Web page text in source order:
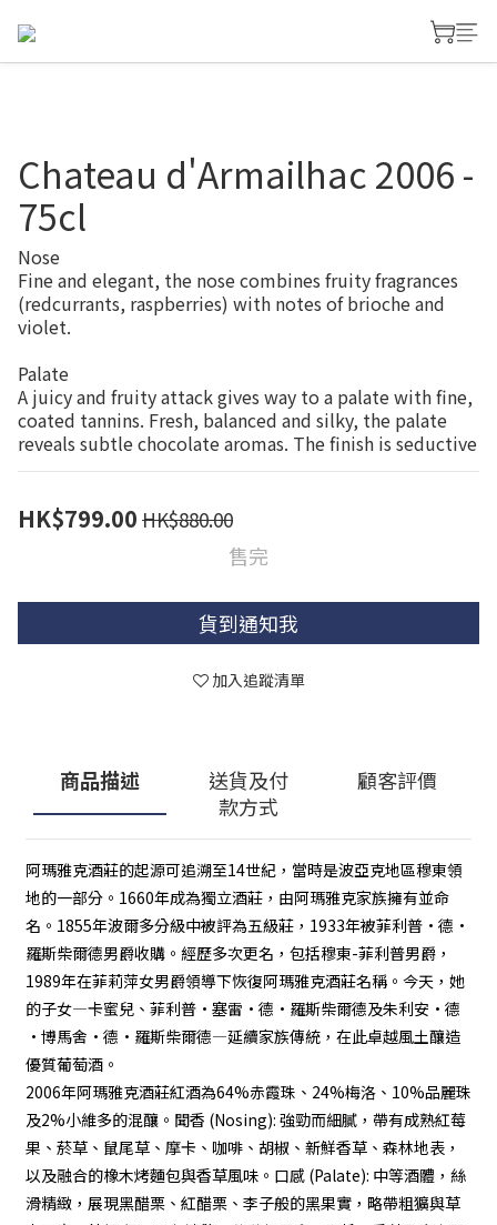
Chateau d'Armailhac 2006 -
75cl
Nose
Fine and elegant, the nose combines fruity fragrances
(redcurrants, raspberries) with notes of brioche and
violet.
Palate
A juicy and fruity attack gives way to a palate with fine,
coated tannins. Fresh, balanced and silky, the palate
reveals subtle chocolate aromas. The finish is seductive
HK$799.00 HK$880.00
售完
貨到通知我
加入追蹤清單
商品描述
送貨及付
款方式
顧客評價
阿瑪雅克酒莊的起源可追溯至14世紀，當時是波亞克地區穆東領
地的一部分。1660年成為獨立酒莊，由阿瑪雅克家族擁有並命
名。1855年波爾多分級中被評為五級莊，1933年被菲利普·德·
羅斯柴爾德男爵收購。經歷多次更名，包括穆東-菲利普男爵，
1989年在菲莉萍女男爵領導下恢復阿瑪雅克酒莊名稱。今天，她
的子女—卡蜜兒、菲利普·塞雷·德·羅斯柴爾德及朱利安·德
·博馬舍·德·羅斯柴爾德—延續家族傳統，在此卓越風土釀造
優質葡萄酒。
2006年阿瑪雅克酒莊紅酒為64%赤霞珠、24%梅洛、10%品麗珠
及2%小維多的混釀。聞香 (Nosing): 強勁而細膩，帶有成熟紅莓
果、菸草、鼠尾草、摩卡、咖啡、胡椒、新鮮香草、森林地表，
以及融合的橡木烤麵包與香草風味。口感 (Palate): 中等酒體，絲
滑精緻，展現黑醋栗、紅醋栗、李子般的黑果實，略帶粗獷與草